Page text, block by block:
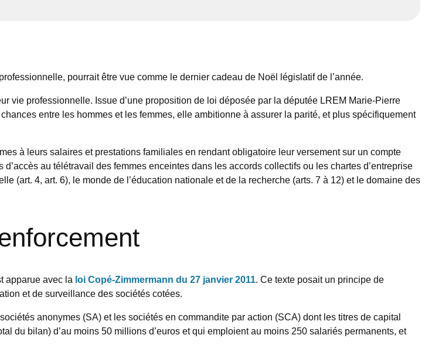
pourrait être vue comme le dernier cadeau de Noël législatif de l’année.
vie professionnelle. Issue d’une proposition de loi déposée par la députée LREM Marie-Pierre
entre les hommes et les femmes, elle ambitionne à assurer la parité, et plus spécifiquement
à leurs salaires et prestations familiales en rendant obligatoire leur versement sur un compte
au télétravail des femmes enceintes dans les accords collectifs ou les chartes d’entreprise
(art. 4, art. 6), le monde de l’éducation nationale et de la recherche (arts. 7 à 12) et le domaine des
apparue avec la loi Copé-Zimmermann du 27 janvier 2011. Ce texte posait un principe de
et de surveillance des sociétés cotées.
anonymes (SA) et les sociétés en commandite par action (SCA) dont les titres de capital
du bilan) d’au moins 50 millions d’euros et qui emploient au moins 250 salariés permanents, et